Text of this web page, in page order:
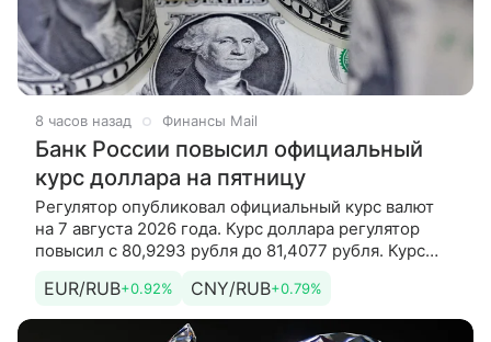
8 часов назад Финансы Mail
Банк России повысил официальный
курс доллара на пятницу
Регулятор опубликовал официальный курс валют
на 7 августа 2026 года. Курс доллара регулятор
повысил с 80,9293 рубля до 81,4077 рубля. Курс
рубля. Кроме
EUR/RUB+0.92% CNY/RUB+0.79%